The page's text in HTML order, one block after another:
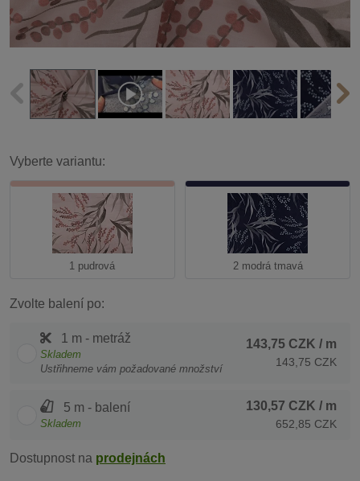
Vyberte variantu:
1 pudrová 2 modrá tmavá
Zvolte balení po:
1 m - metráž
Skladem
Ustřihneme vám požadované množství
143,75 CZK / m
143,75 CZK
5 m - balení
Skladem
130,57 CZK / m
652,85 CZK
Dostupnost na prodejnách